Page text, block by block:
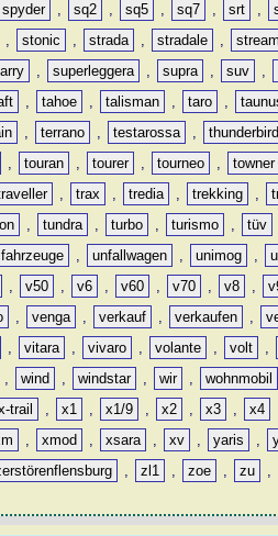
spyder , sq2 , sq5 , sq7 , srt ,
, stonic , strada , stradale , stream
, superleggera , supra , suv ,
, tahoe , talisman , taro ,
, terrano , testarossa , thunderbird
, touran , tourer , tourneo , towner
, trax , tredia , trekking ,
, tundra , turbo , turismo , tüv
, unfallwagen , unimog ,
, v50 , v6 , v60 , v70 , v8 ,
, venga , verkauf , verkaufen ,
, vitara , vivaro , volante , volt ,
, wind , windstar , wir , wohnmobil
trail , x1 , x1/9 , x2 , x3 , x4
, xmod , xsara , xv , yaris ,
, zl1 , zoe , zu ,